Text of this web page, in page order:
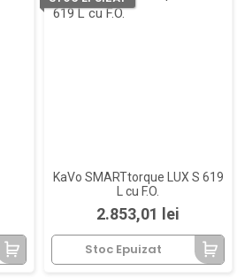
KaVo SMARTtorque LUX S 619
L cu F.O.
Pret
2.853,01 lei
Stoc Epuizat